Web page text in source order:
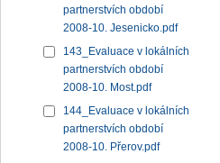
partnerstvích období
2008-10. Jesenicko.pdf
143_Evaluace v lokálních
partnerstvích období
2008-10. Most.pdf
144_Evaluace v lokálních
partnerstvích období
2008-10. Přerov.pdf